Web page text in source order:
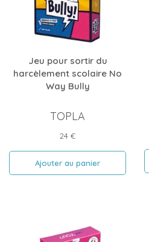
Jeu pour sortir du
harcèlement scolaire No
Way Bully
TOPLA
Prix
24 €
Ajouter au panier